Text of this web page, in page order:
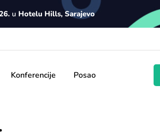
u Hotelu Hills, Sarajevo
Konferencije Posao